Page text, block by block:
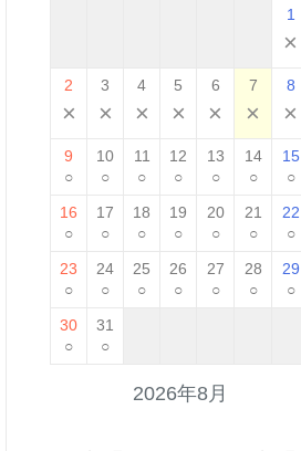
2026年8月
1
×
2
×
3
×
4
×
5
×
6
×
7
×
8
×
9
○
10
○
11
○
12
○
13
○
14
○
15
○
16
○
17
○
18
○
19
○
20
○
21
○
22
○
23
○
24
○
25
○
26
○
27
○
28
○
29
○
30
○
31
○